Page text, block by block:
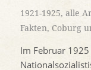
1921-1925, alle
Fakten, Coburg
Im Februar